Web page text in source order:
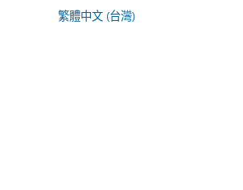
繁體中文 (台灣)